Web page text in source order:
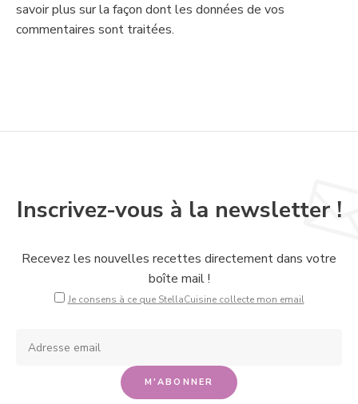
savoir plus sur la façon dont les données de vos
commentaires sont traitées.
Inscrivez-vous à la newsletter !
Recevez les nouvelles recettes directement dans votre
boîte mail !
Je consens à ce que StellaCuisine collecte mon email